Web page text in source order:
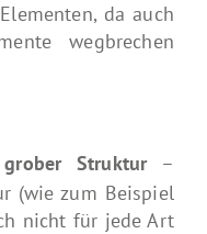
da auch
wegbrechen
Struktur–
(wie zum Beispiel
nicht für jede Art